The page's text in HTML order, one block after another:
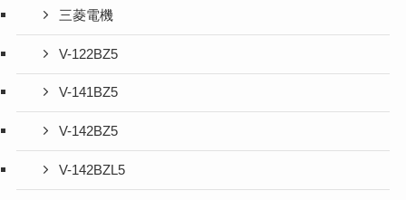
三菱電機
V-122BZ5
V-141BZ5
V-142BZ5
V-142BZL5